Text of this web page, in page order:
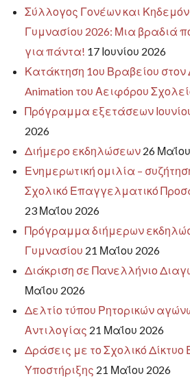
Σύλλογος Γονέων και
Γυμνασίου 2026: Μια βραδιά
για πάντα! 17 Ιουνίου 2026
Κατάκτηση 1ου Βραβείου
Animation του Αειφόρου
Πρόγραμμα εξετάσεων
2026
Διήμερο εκδηλώσεων 26
Ενημερωτική ομιλία –
Σχολικό Επαγγελματικό
23 Μαΐου 2026
Πρόγραμμα διήμερων
Γυμνασίου 21 Μαΐου 2026
Διάκριση σε Πανελλήνιο
Μαΐου 2026
Δελτίο τύπου Ρητορικών
Αντιλογίας 21 Μαΐου 2026
Δράσεις με το Σχολικό Δίκτυο
Υποστήριξης 21 Μαΐου 2026